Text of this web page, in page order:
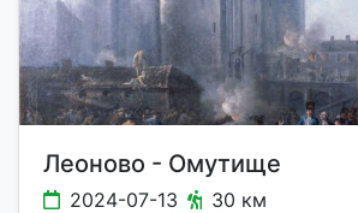
Леоново - Омутище
2024-07-13
30 км